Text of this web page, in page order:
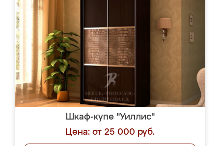
Шкаф-купе "Уиллис"
Цена: от 25 000 руб.